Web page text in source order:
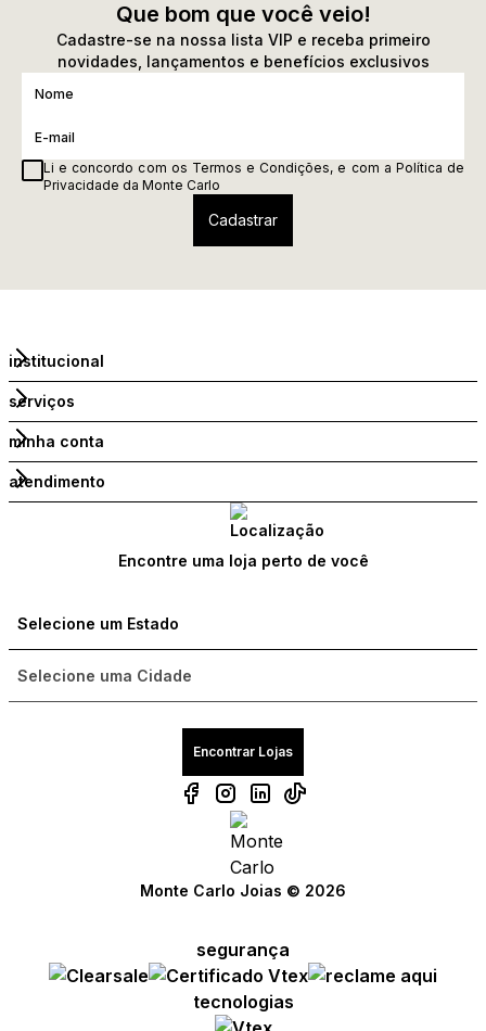
Que bom que você veio!
Cadastre-se na nossa lista VIP e receba primeiro
novidades, lançamentos e benefícios exclusivos
Li e concordo com os Termos e Condições, e com a Política de
Privacidade da Monte Carlo
institucional
serviços
minha conta
atendimento
Encontre uma loja perto de você
Encontrar Lojas
Monte Carlo Joias © 2026
segurança
tecnologias